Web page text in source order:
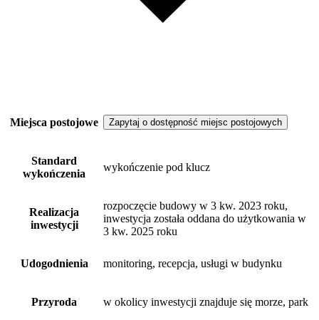
Miejsca postojowe Zapytaj o dostępność miejsc postojowych
Standard
wykończenia
wykończenie pod klucz
Realizacja
inwestycji
rozpoczęcie budowy w 3 kw. 2023 roku,
inwestycja została oddana do użytkowania w
3 kw. 2025 roku
Udogodnienia monitoring, recepcja, usługi w budynku
Przyroda w okolicy inwestycji znajduje się morze, park